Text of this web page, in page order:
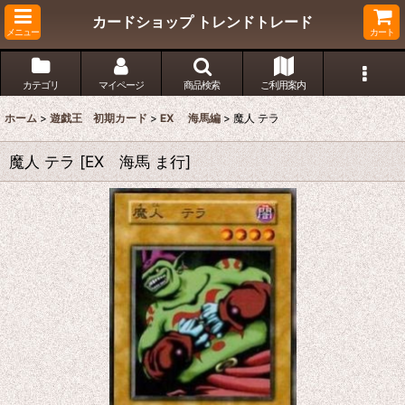
メニュー
カードショップ トレンドトレード
カート
カテゴリ マイページ 商品検索 ご利用案内
ホーム > 遊戯王 初期カード > EX 海馬編 > 魔人 テラ
魔人 テラ [EX 海馬 ま行]